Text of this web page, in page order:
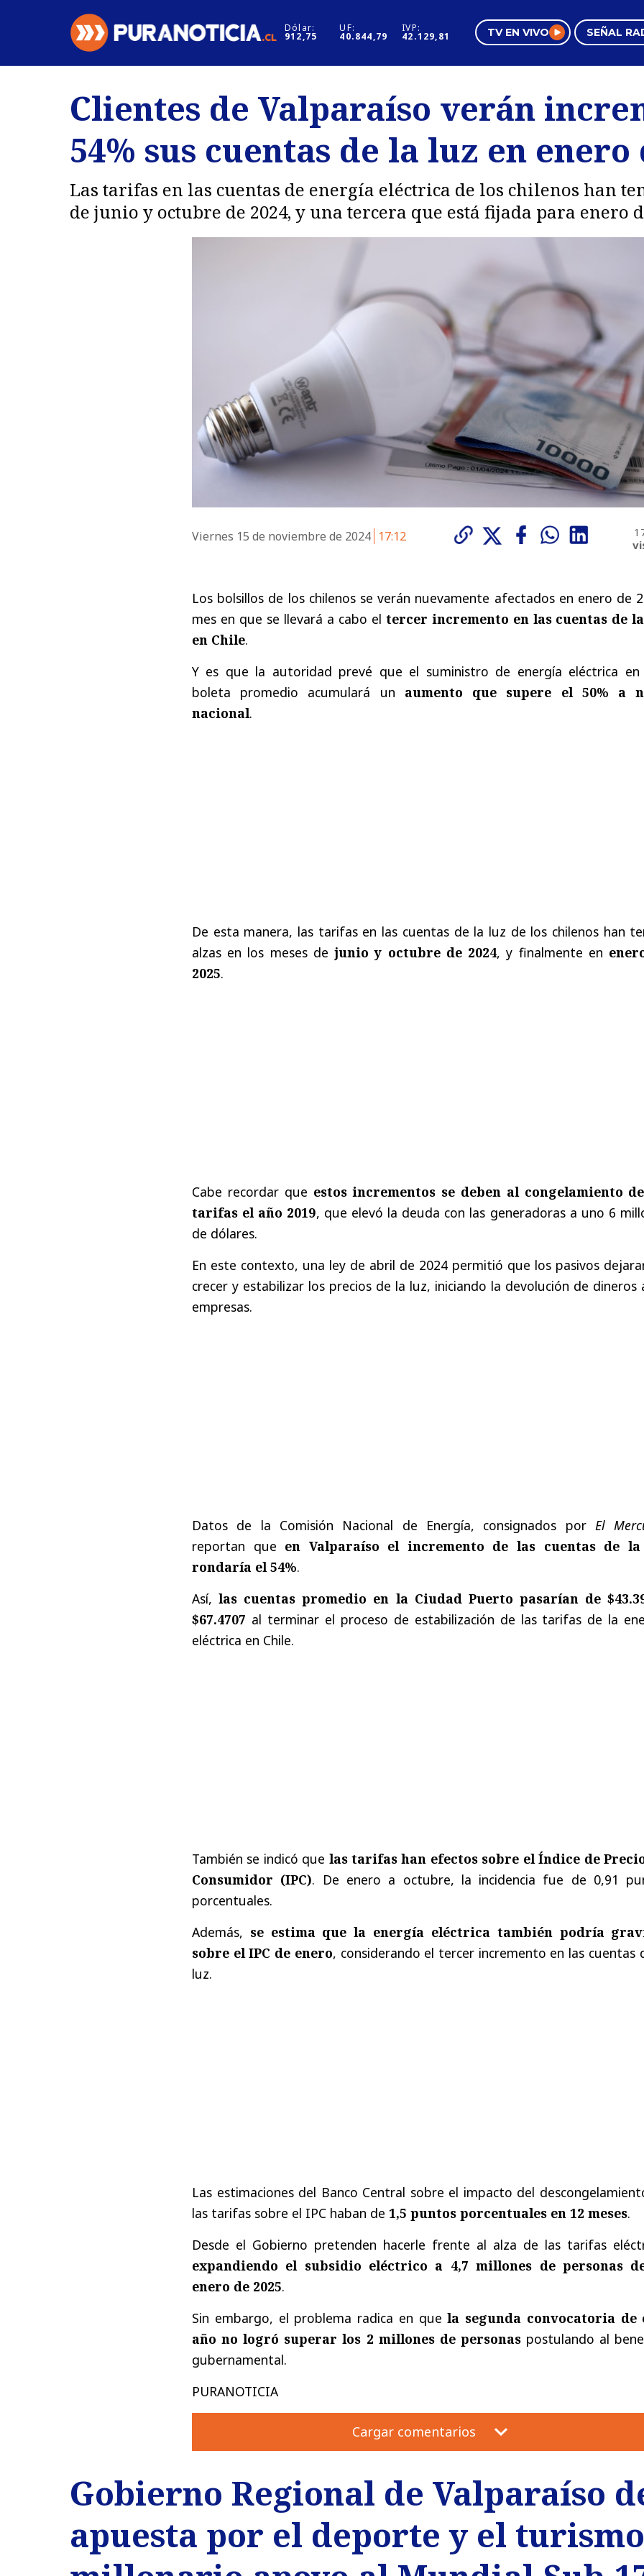
Dólar:
912,75
UF:
40.844,79
IVP:
42.129,81 TV EN VIVO SEÑAL
Regiones
Deportes
Internacional
Motores
Negocios
Pura Mujer
Clientes de Valparaíso verán
54% sus cuentas de la luz en enero
Las tarifas en las cuentas de energía eléctrica de los chilenos han
de junio y octubre de 2024, y una tercera que está fijada para enero
Viernes 15 de noviembre de 2024 17:12
Los bolsillos de los chilenos se verán nuevamente afectados en enero de
mes en que se llevará a cabo el tercer incremento en las cuentas de
en Chile.
Y es que la autoridad prevé que el suministro de energía eléctrica en
boleta promedio acumulará un aumento que supere el 50% a
nacional.
De esta manera, las tarifas en las cuentas de la luz de los chilenos han
alzas en los meses dejunio y octubre de 2024, y finalmente en
2025.
Cabe recordar que estos incrementos se deben al congelamiento
tarifas el año 2019, que elevó la deuda con las generadoras a uno 6
de dólares.
En este contexto, una ley de abril de 2024 permitió que los pasivos
crecer y estabilizar los precios de la luz, iniciando la devolución de dineros
empresas.
Datos de la Comisión Nacional de Energía, consignados por El
reportan que en Valparaíso el incremento de las cuentas de
rondaría el 54%.
Así,las cuentas promedio en la Ciudad Puerto pasarían de
$67.4707 al terminar el proceso de estabilización de las tarifas de la
eléctrica en Chile.
También se indicó que las tarifas han efectos sobre el Índice de
Consumidor (IPC). De enero a octubre, la incidencia fue de 0,91
porcentuales.
Además, se estima que la energía eléctrica también podría
sobre el IPC de enero, considerando el tercer incremento en las cuentas
luz.
Las estimaciones del Banco Central sobre el impacto del
las tarifas sobre el IPC haban de 1,5 puntos porcentuales en 12 meses.
Desde el Gobierno pretenden hacerle frente al alza de las tarifas
expandiendo el subsidio eléctrico a 4,7 millones de personas
enero de 2025.
Sin embargo, el problema radica en quela segunda convocatoria de
año no logró superar los 2 millones de personas postulando al
gubernamental.
PURANOTICIA
Cargar comentarios
Gobierno Regional de Valparaíso
apuesta por el deporte y el